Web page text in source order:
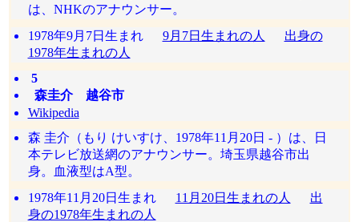
は、NHKのアナウンサー。
1978年9月7日生まれ 9月7日生まれの人
出身の
1978年生まれの人
5
森圭介 越谷市
Wikipedia
森 圭介（もり けいすけ、1978年11月20日 - ）は、日
本テレビ放送網のアナウンサー。埼玉県越谷市出
身。血液型はA型。
1978年11月20日生まれ 11月20日生まれの人
出
身の1978年生まれの人